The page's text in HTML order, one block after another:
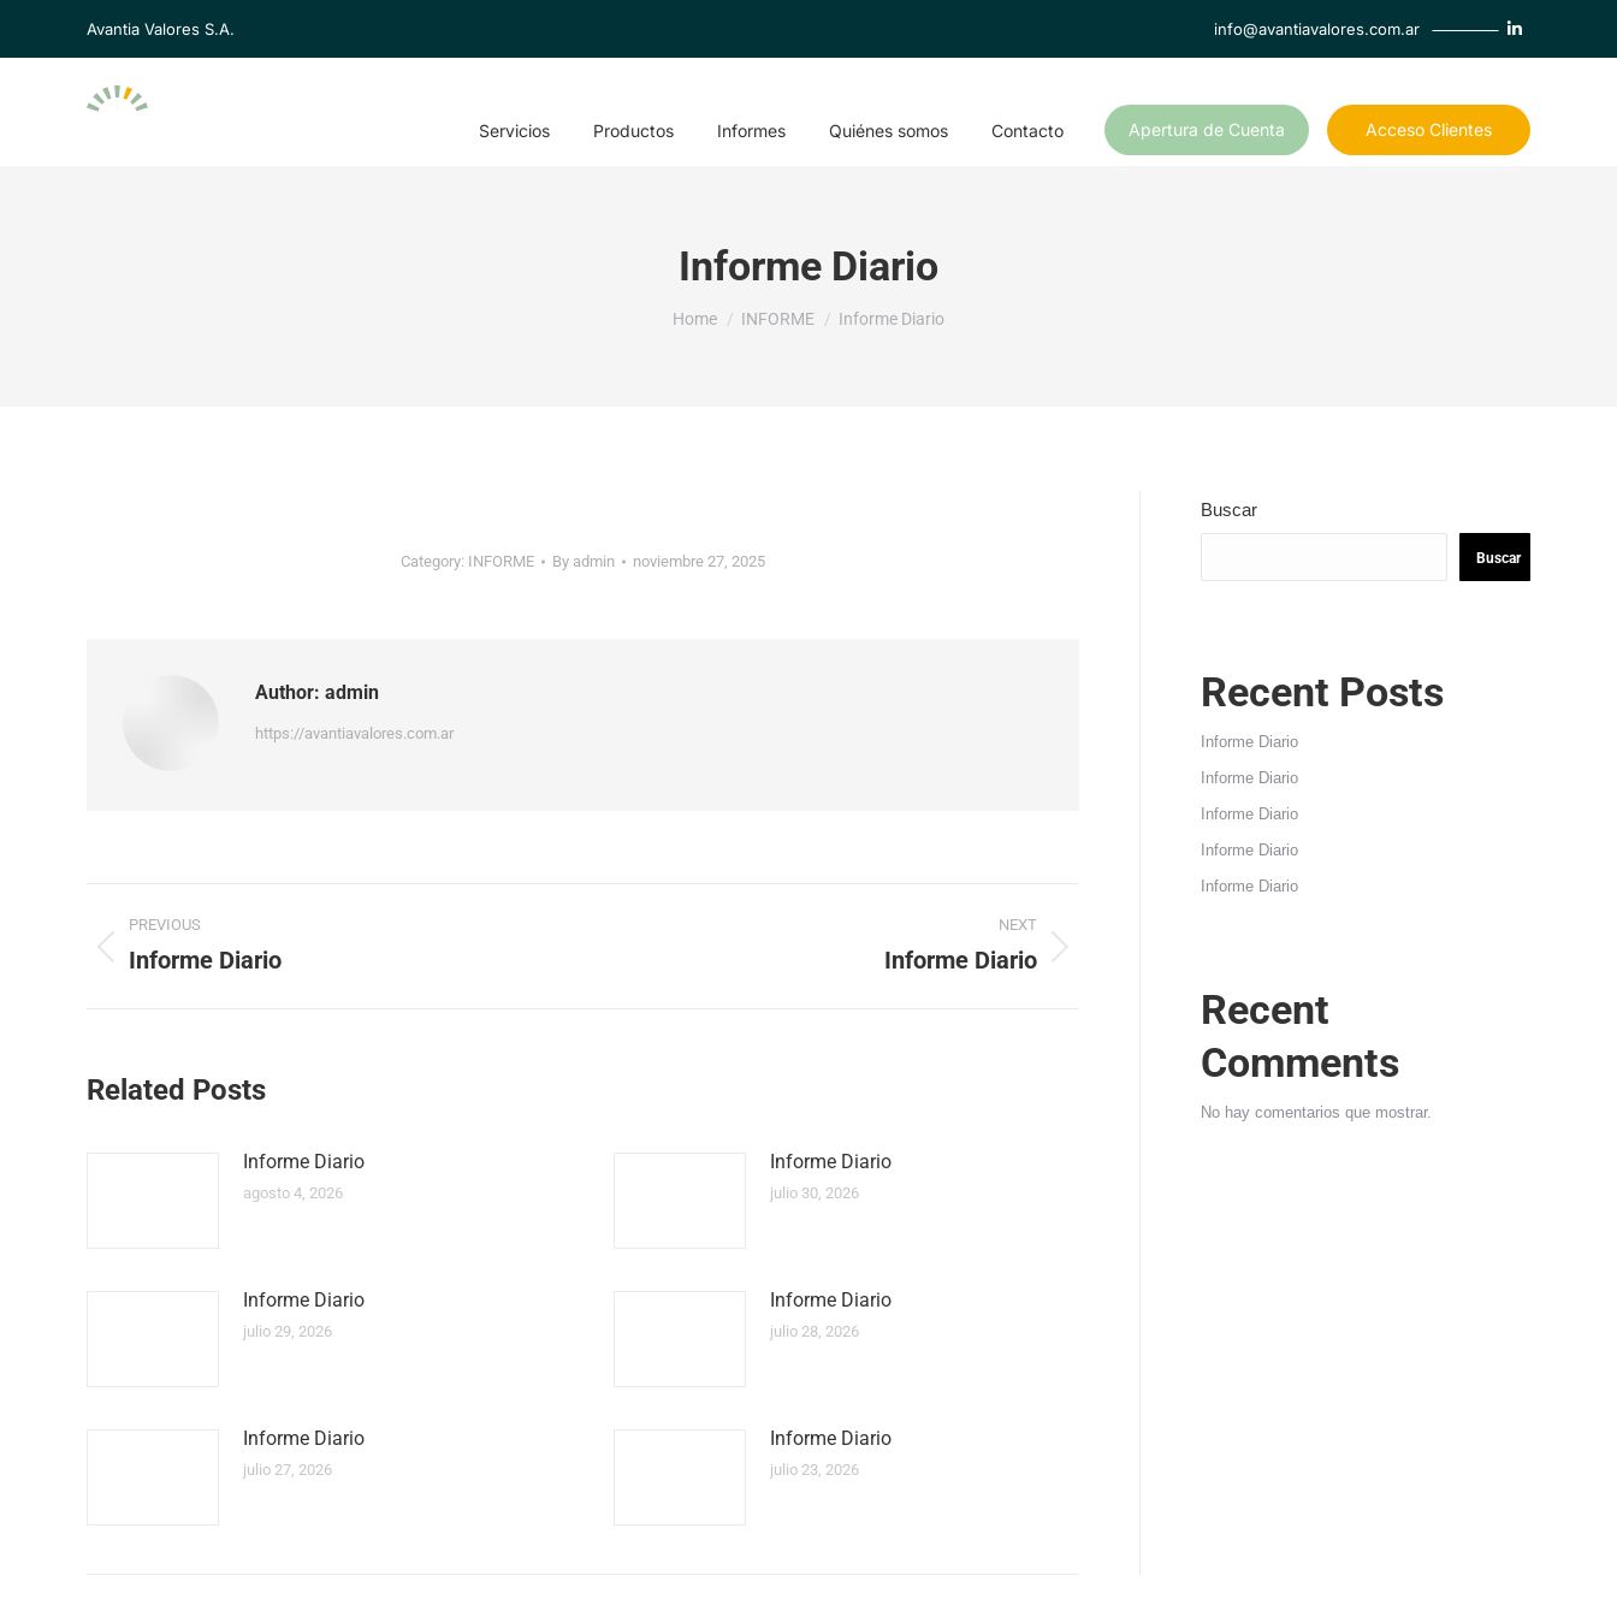
Avantia Valores S.A. info@avantiavalores.com.ar
Servicios Productos Informes Quiénes somos Contacto Apertura de Cuenta Acceso Clientes
Informe Diario
You are here:
Home INFORME Informe Diario
Category: INFORME By admin noviembre 27, 2025
Author: admin
https://avantiavalores.com.ar
PREVIOUS
Informe Diario
NEXT
Informe Diario
Related Posts
Informe Diario
agosto 4, 2026
Informe Diario
julio 30, 2026
Informe Diario
julio 29, 2026
Informe Diario
julio 28, 2026
Informe Diario
julio 27, 2026
Informe Diario
julio 23, 2026
Buscar
Buscar
Recent Posts
Informe Diario
Informe Diario
Informe Diario
Informe Diario
Informe Diario
Recent
Comments
No hay comentarios que mostrar.